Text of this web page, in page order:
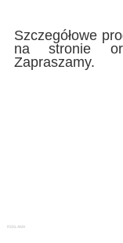
Szczegółowe
na stronie
Zapraszamy.